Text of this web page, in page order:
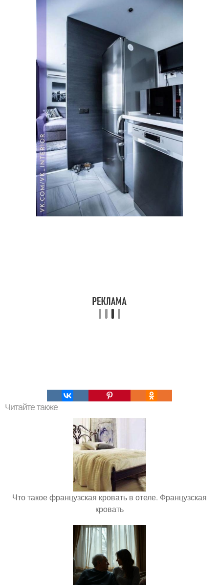
Читайте также
Что такое французская кровать в отеле. Французская
кровать